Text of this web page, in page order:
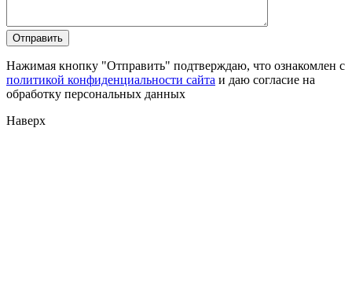
Нажимая кнопку "Отправить" подтверждаю, что ознакомлен с
политикой конфиденциальности сайта и даю согласие на
обработку персональных данных
Наверх